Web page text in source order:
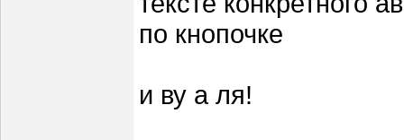
по кнопочке
и ву а ля!